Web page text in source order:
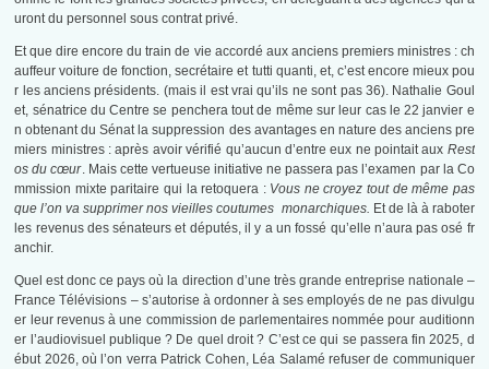
uront du personnel sous contrat privé.
Et que dire encore du train de vie accordé aux anciens premiers ministres : ch
auffeur voiture de fonction, secrétaire et tutti quanti, et, c’est encore mieux pou
r les anciens présidents. (mais il est vrai qu’ils ne sont pas 36). Nathalie Goul
et, sénatrice du Centre se penchera tout de même sur leur cas le 22 janvier e
n obtenant du Sénat la suppression des avantages en nature des anciens pre
miers ministres : après avoir vérifié qu’aucun d’entre eux ne pointait aux Rest
os du cœur. Mais cette vertueuse initiative ne passera pas l’examen par la Co
mmission mixte paritaire qui la retoquera : Vous ne croyez tout de même pas
que l’on va supprimer nos vieilles coutumes monarchiques. Et de là à raboter
les revenus des sénateurs et députés, il y a un fossé qu’elle n’aura pas osé fr
anchir.
Quel est donc ce pays où la direction d’une très grande entreprise nationale –
France Télévisions – s’autorise à ordonner à ses employés de ne pas divulgu
er leur revenus à une commission de parlementaires nommée pour auditionn
er l’audiovisuel publique ? De quel droit ? C’est ce qui se passera fin 2025, d
ébut 2026, où l’on verra Patrick Cohen, Léa Salamé refuser de communiquer